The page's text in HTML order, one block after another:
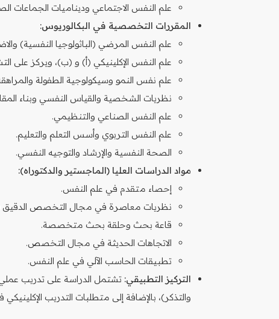
علم النفس الاجتماعي وديناميات الجماعات
المقررات التخصصية في البكالوريوس:
علم النفس المرضي (الباثولوجيا النفسية)
علم النفس الإكلينيكي (أ) و (ب)، ويركز على
علم نفس النمو وسيكولوجية الطفولة
نظريات الشخصية والقياس النفسي وبناء
علم النفس الصناعي والتنظيمي.
علم النفس التربوي وأسس التعلم والتعليم.
الصحة النفسية والإرشاد والتوجيه النفسي.
مواد الدراسات العليا (الماجستير والدكتوراه):
إحصاء متقدم في علم النفس.
نظريات معاصرة في مجال التخصص الدقيق
قاعة بحث وحلقة بحث متخصصة.
الاتجاهات الحديثة في مجال التخصص.
تطبيقات الحاسب الآلي في علم النفس.
التركيز التطبيقي: تشتمل الدراسة على تدريب
والتذكر)، بالإضافة إلى متطلبات التدريب